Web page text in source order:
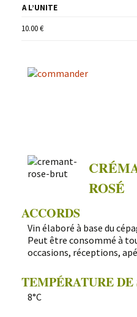
A L’UNITE
10.00 €
ROSÉ
ACCORDS
Vin élaboré à base du
Peut être consommé à
occasions, réceptions,
TEMPÉRATURE
8°C